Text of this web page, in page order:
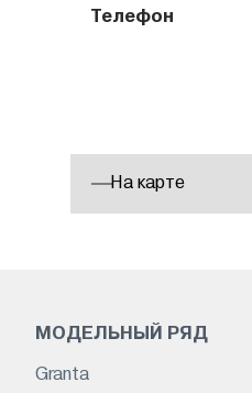
Телефон
На карте
МОДЕЛЬНЫЙ РЯД
Granta